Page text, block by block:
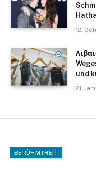
12.
und
21.
BERÜHMTHEIT